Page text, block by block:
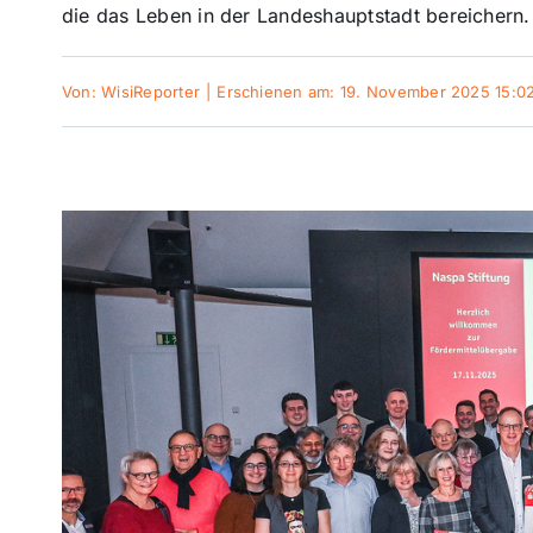
die das Leben in der Landeshauptstadt bereichern.
Von:WisiReporter Erschienen am: 19. November 2025